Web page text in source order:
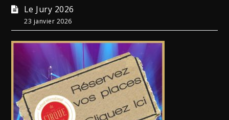
Le Jury 2026
23 janvier 2026